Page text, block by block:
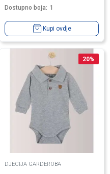
Dostupno boja: 1
Kupi ovdje
20%
DJECIJA GARDEROBA